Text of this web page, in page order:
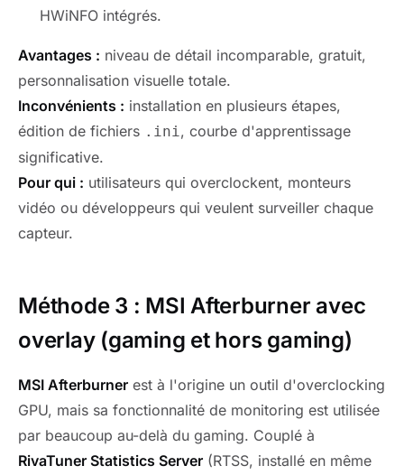
HWiNFO intégrés.
Avantages : niveau de détail incomparable, gratuit,
personnalisation visuelle totale.
Inconvénients : installation en plusieurs étapes,
édition de fichiers .ini , courbe d'apprentissage
significative.
Pour qui : utilisateurs qui overclockent, monteurs
vidéo ou développeurs qui veulent surveiller chaque
capteur.
Méthode 3 : MSI Afterburner avec
overlay (gaming et hors gaming)
MSI Afterburner est à l'origine un outil d'overclocking
GPU, mais sa fonctionnalité de monitoring est utilisée
par beaucoup au-delà du gaming. Couplé à
RivaTuner Statistics Server (RTSS, installé en même